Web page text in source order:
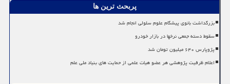
پربحث ترین ها
بزرگداشت بانوی پیشگام علوم سلولی انجام شد
سقوط دسته جمعی نرخها در بازار خودرو
پژوپارس ۶۴۰ میلیون تومان شد
اعلام ظرفیت پژوهشی هر عضو هیات علمی از حمایت های بنیاد ملی علم